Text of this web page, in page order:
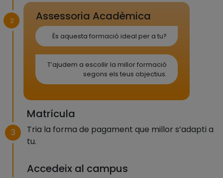
2 Assessoria Acadèmica
És aquesta formació ideal per a tu?
T’ajudem a escollir la millor formació
segons els teus objectius.
3
Matrícula
Tria la forma de pagament que millor s’adapti a
tu.
Accedeix al campus